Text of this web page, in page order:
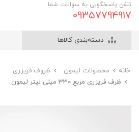
تلفن پاسخگویی به سوالات شما :
09357794917
دسته‌بندی کالاها
خانه محصولات لیمون
ظروف فریزری
ظرف فریزری مربع 330 میلی لیتر لیمون